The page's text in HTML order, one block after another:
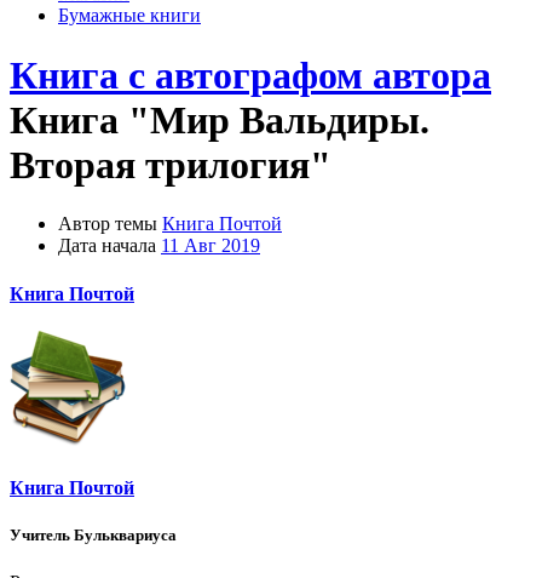
Бумажные книги
Книга с автографом автора
Книга "Мир Вальдиры.
Вторая трилогия"
Автор темы Книга Почтой
Дата начала 11 Авг 2019
Книга Почтой
Книга Почтой
Учитель Бульквариуса